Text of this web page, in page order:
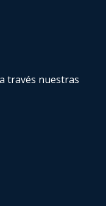
través nuestras